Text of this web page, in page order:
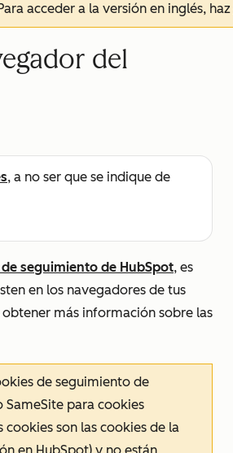
acceder a la versión en inglés, haz
del
, a no ser que se indique de
seguimiento de HubSpot, es
en los navegadores de tus
más información sobre las
de seguimiento de
SameSite para cookies
cookies son las cookies de la